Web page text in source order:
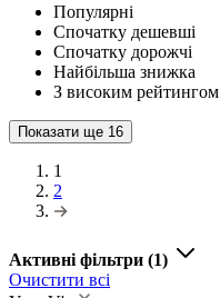
Популярні
Спочатку дешевші
Спочатку дорожчі
Найбільша знижка
З високим рейтингом
Показати ще 16
1
2
Активні фільтри (1)
Очистити всі